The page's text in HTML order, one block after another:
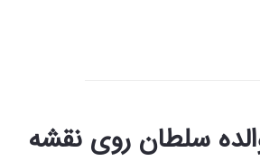
سلطان روی نقشه